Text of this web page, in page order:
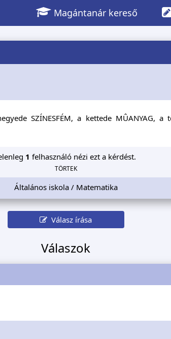
Magántanár kereső
SZÍNESFÉM, a kettede MÛANYAG, a
1 felhasználó nézi ezt a kérdést.
TÖRTEK
Általános iskola / Matematika
Válasz írása
Válaszok